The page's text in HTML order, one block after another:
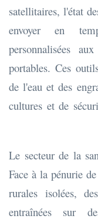
satellitaires, l'état
envoyer en
personnalisées
portables. Ces
de l'eau et des
cultures et de
Le secteur de la
Face à la pénurie
rurales isolées,
entraînées sur